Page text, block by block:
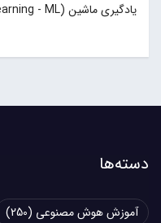
یادگیری ماشین (Machine Learning - ML)
دسته‌ها
آموزش هوش مصنوعی (250)